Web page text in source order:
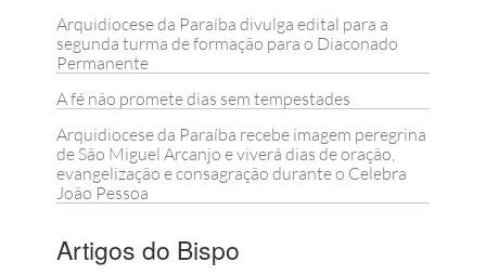
Arquidiocese da Paraíba divulga edital para a
segunda turma de formação para o Diaconado
Permanente
A fé não promete dias sem tempestades
Arquidiocese da Paraíba recebe imagem peregrina
de São Miguel Arcanjo e viverá dias de oração,
evangelização e consagração durante o Celebra
João Pessoa
Artigos do Bispo